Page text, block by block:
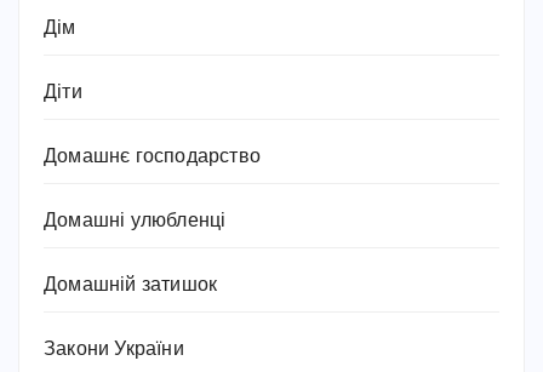
Дім
Діти
Домашнє господарство
Домашні улюбленці
Домашній затишок
Закони України